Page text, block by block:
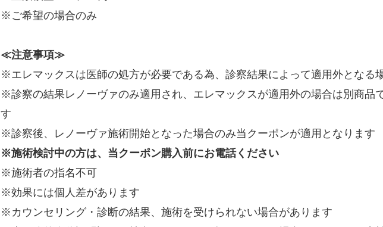
※ご希望の場合のみ
≪注意事項≫
※エレマックスは医師の処方が必要である為、診察結果によって適用外となる
※診察の結果レノーヴァのみ適用され、エレマックスが適用外の場合は別商品
す
※診察後、レノーヴァ施術開始となった場合のみ当クーポンが適用となります
※施術検討中の方は、当クーポン購入前にお電話ください
※施術者の指名不可
※効果には個人差があります
※カウンセリング・診断の結果、施術を受けられない場合があります